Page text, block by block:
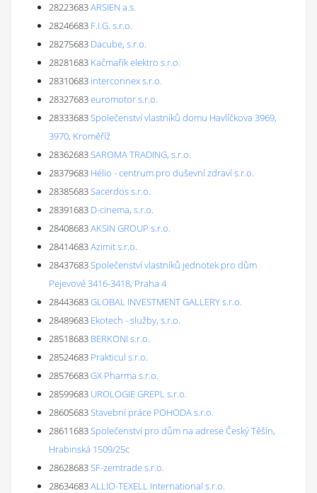
28223683ARSIEN a.s.
28246683 F.I.G. s.r.o.
28275683 Dacube, s.r.o.
28281683 Kačmařík elektro s.r.o.
28310683 interconnex s.r.o.
28327683euromotor s.r.o.
28333683Společenství vlastníků domu Havlíčkova 3969,
3970, Kroměříž
28362683SAROMA TRADING, s.r.o.
28379683 Hélio - centrum pro duševní zdraví s.r.o.
28385683Sacerdos s.r.o.
28391683 D-cinema, s.r.o.
28408683AKSIN GROUP s.r.o.
28414683Azimit s.r.o.
28437683Společenství vlastníků jednotek pro dům
Pejevové 3416-3418, Praha 4
28443683GLOBAL INVESTMENT GALLERY s.r.o.
28489683 Ekotech - služby, s.r.o.
28518683 BERKONI s.r.o.
28524683 Prakticul s.r.o.
28576683GX Pharma s.r.o.
28599683 UROLOGIE GREPL s.r.o.
28605683Stavební práce POHODA s.r.o.
28611683Společenství pro dům na adrese Český Těšín,
Hrabinská 1509/25c
28628683SF-zemtrade s.r.o.
28634683ALLIO-TEXELL International s.r.o.